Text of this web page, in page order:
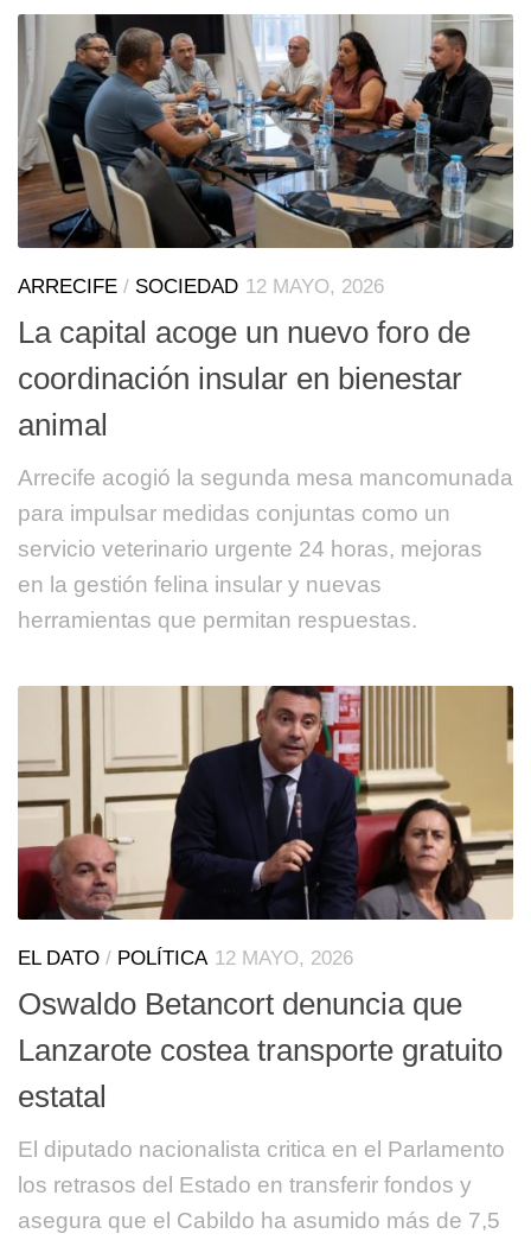
ARRECIFE / SOCIEDAD 12 MAYO, 2026
La capital acoge un nuevo foro de
coordinación insular en bienestar
animal
Arrecife acogió la segunda mesa mancomunada
para impulsar medidas conjuntas como un
servicio veterinario urgente 24 horas, mejoras
en la gestión felina insular y nuevas
herramientas que permitan respuestas.
EL DATO / POLÍTICA 12 MAYO, 2026
Oswaldo Betancort denuncia que
Lanzarote costea transporte gratuito
estatal
El diputado nacionalista critica en el Parlamento
los retrasos del Estado en transferir fondos y
asegura que el Cabildo ha asumido más de 7,5